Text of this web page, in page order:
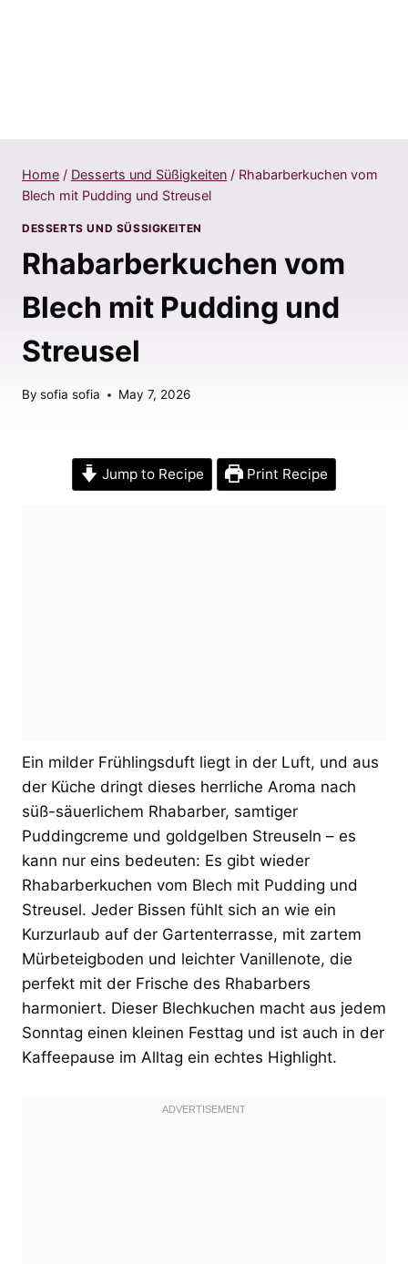
Home / Desserts und Süßigkeiten / Rhabarberkuchen vom
Blech mit Pudding und Streusel
DESSERTS UND SÜSSIGKEITEN
Rhabarberkuchen vom
Blech mit Pudding und
Streusel
By sofia sofia May 7, 2026
Jump to Recipe Print Recipe
Ein milder Frühlingsduft liegt in der Luft, und aus
der Küche dringt dieses herrliche Aroma nach
süß-säuerlichem Rhabarber, samtiger
Puddingcreme und goldgelben Streuseln – es
kann nur eins bedeuten: Es gibt wieder
Rhabarberkuchen vom Blech mit Pudding und
Streusel. Jeder Bissen fühlt sich an wie ein
Kurzurlaub auf der Gartenterrasse, mit zartem
Mürbeteigboden und leichter Vanillenote, die
perfekt mit der Frische des Rhabarbers
harmoniert. Dieser Blechkuchen macht aus jedem
Sonntag einen kleinen Festtag und ist auch in der
Kaffeepause im Alltag ein echtes Highlight.